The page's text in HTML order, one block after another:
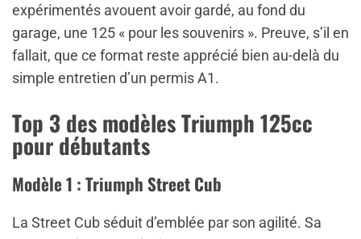
expérimentés avouent avoir gardé, au fond du
garage, une 125 « pour les souvenirs ». Preuve, s’il en
fallait, que ce format reste apprécié bien au-delà du
simple entretien d’un permis A1.
Top 3 des modèles Triumph 125cc
pour débutants
Modèle 1 : Triumph Street Cub
La Street Cub séduit d’emblée par son agilité. Sa